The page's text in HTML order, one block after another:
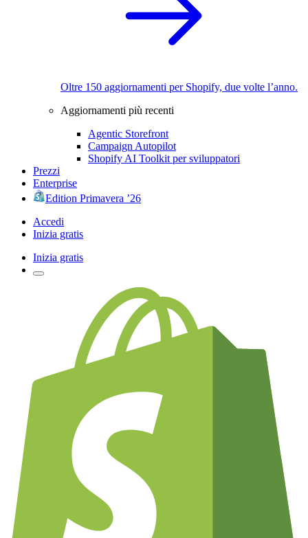
Oltre 150 aggiornamenti per Shopify, due volte l’anno.
Aggiornamenti più recenti
Agentic Storefront
Campaign Autopilot
Shopify AI Toolkit per sviluppatori
Prezzi
Enterprise
Edition Primavera ’26
Accedi
Inizia gratis
Inizia gratis